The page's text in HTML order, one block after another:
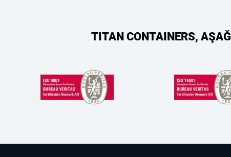
TITAN CONTAINERS,